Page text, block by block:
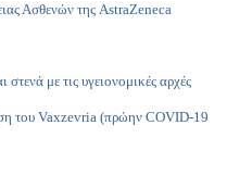
Ασθενών της AstraZeneca
με τις υγειονομικές αρχές
του Vaxzevria (πρώην COVID-19